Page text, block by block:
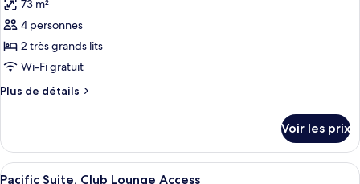
Club
Lounge
Access
photos
pour
ce
type
chambre :
plusieurs
lits,
73 m²
4 personnes
2 très grands lits
Wi-Fi gratuit
Plus de détails
Plus
le
type
de
Voir les prix
Afficher
Une chambre d’hôtel moderne,
7
Pacific Suite, Club Lounge Access